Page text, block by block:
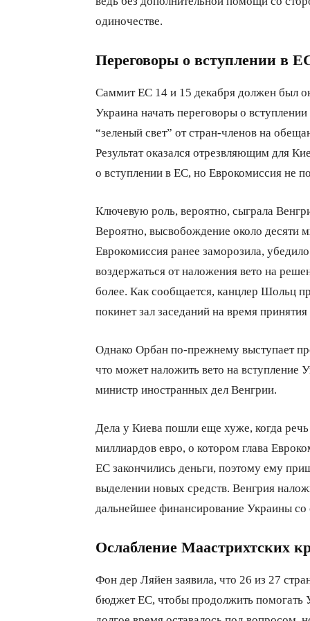
одиночестве.
Переговоры о вступлении в
Саммит ЕС 14 и 15 декабря должен был
Украина начать переговоры о
“зеленый свет” от стран-членов на
Результат оказался отрезвляющим для
о вступлении в ЕС, но Еврокомиссия не
Ключевую роль, вероятно, сыграла
Вероятно, высвобождение около десяти
Еврокомиссия ранее заморозила,
воздержаться от наложения вето на
более. Как сообщается, канцлер Шольц
покинет зал заседаний на время
Однако Орбан по-прежнему выступает
что может наложить вето на
министр иностранных дел Венгрии.
Дела у Киева пошли еще хуже, когда
миллиардов евро, о котором глава
ЕС закончились деньги, поэтому ему
выделении новых средств. Венгрия
дальнейшее финансирование Украины
Ослабление Маастрихтских
Фон дер Ляйен заявила, что 26 из 27
бюджет ЕС, чтобы продолжить помогать